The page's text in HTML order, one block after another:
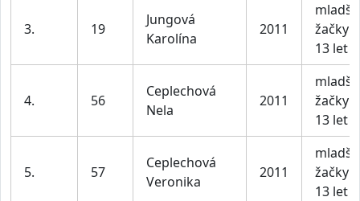
3. 19
Jungová
Karolína
2011
mladší
žačky
13 let
4. 56
Ceplechová
Nela
2011
mladší
žačky
13 let
5. 57
Ceplechová
Veronika
2011
mladší
žačky
13 let